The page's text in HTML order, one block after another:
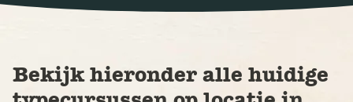
Bekijk hieronder alle huidige